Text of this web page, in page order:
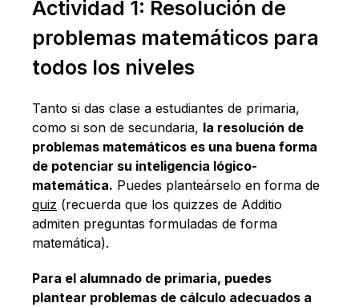
Actividad 1: Resolución de
problemas matemáticos para
todos los niveles
Tanto si das clase a estudiantes de primaria,
como si son de secundaria, la resolución de
problemas matemáticos es una buena forma
de potenciar su inteligencia lógico-
matemática. Puedes planteárselo en forma de
quiz (recuerda que los quizzes de Additio
admiten preguntas formuladas de forma
matemática).
Para el alumnado de primaria, puedes
plantear problemas de cálculo adecuados a